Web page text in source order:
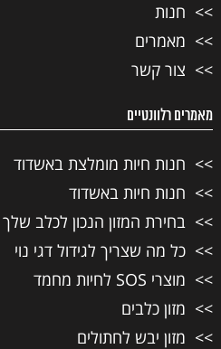
חנות
מאמרים
צור קשר
מאמרים רלוונטיים
חנות חיות מומלצת באשדוד
חנות חיות באשדוד
בחירת המזון הנכון לכלב שלך
כל מה שצריך לגידול דגי נוי
מוצרי SOS לחיות מחמד
מזון כלבים
מזון יבש לחתולים